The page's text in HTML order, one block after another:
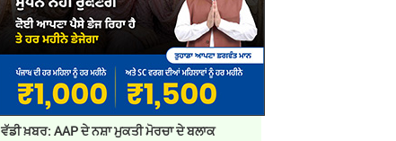
ਵੱਡੀ ਖ਼ਬਰ: AAP ਦੇ ਨਸ਼ਾ ਮੁਕਤੀ ਮੋਰਚਾ ਦੇ ਬਲਾਕ